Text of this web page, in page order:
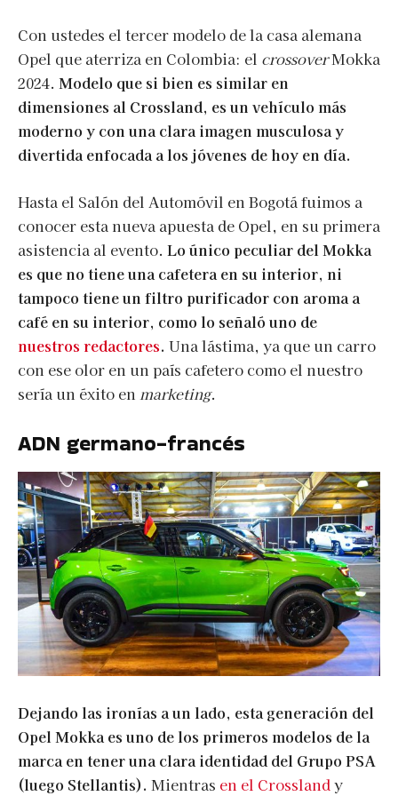
Con ustedes el tercer modelo de la casa alemana
Opel que aterriza en Colombia: el crossoverMokka
2024. Modelo que si bien es similar en
dimensiones al Crossland, es un vehículo más
moderno y con una clara imagen musculosa y
divertida enfocada a los jóvenes de hoy en día.
Hasta el Salón del Automóvil en Bogotá fuimos a
conocer esta nueva apuesta de Opel, en su primera
asistencia al evento. Lo único peculiar del Mokka
es que no tiene una cafetera en su interior, ni
tampoco tiene un filtro purificador con aroma a
café en su interior, como lo señaló uno de
nuestros redactores. Una lástima, ya que un carro
con ese olor en un país cafetero como el nuestro
sería un éxito en marketing.
ADN germano-francés
Dejando las ironías a un lado, esta generación del
Opel Mokka es uno de los primeros modelos de la
marca en tener una clara identidad del Grupo PSA
(luego Stellantis). Mientras en el Crosslandy